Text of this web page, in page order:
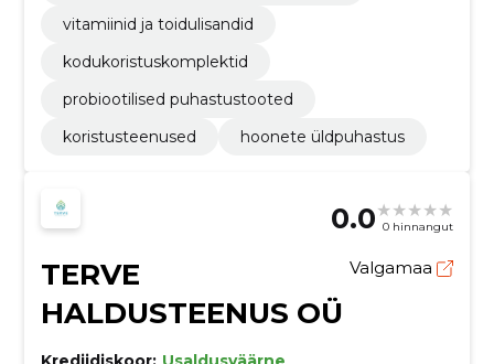
vitamiinid ja toidulisandid
kodukoristuskomplektid
probiootilised puhastustooted
koristusteenused
hoonete üldpuhastus
0.0 0 hinnangut
TERVE
HALDUSTEENUS OÜ
Valgamaa